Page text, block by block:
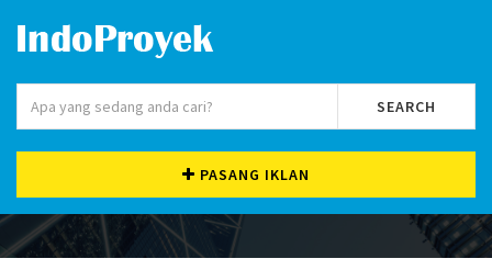
SEARCH
PASANG IKLAN